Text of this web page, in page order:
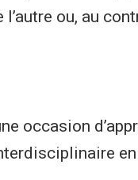
ou, au
occasion
en